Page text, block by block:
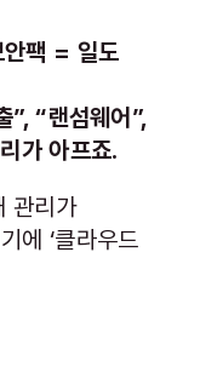
팩 = 일도
”, “랜섬웨어”,
가 아프죠.
관리가
에 ‘클라우드